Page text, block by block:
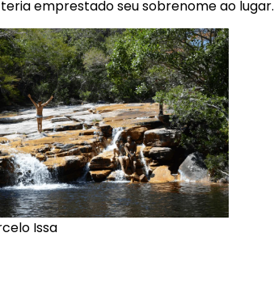
emprestado seu sobrenome ao lugar.
Issa